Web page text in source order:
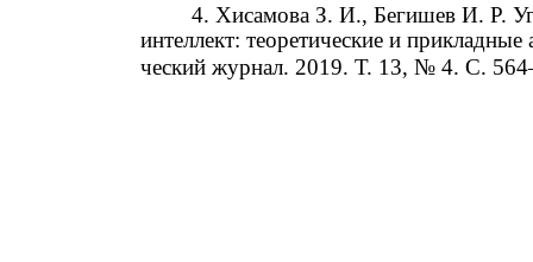
4. Хисамова З. И., Бегишев И. Р.
интеллект: теоретические и
ческий журнал. 2019. Т. 13, № 4. C.